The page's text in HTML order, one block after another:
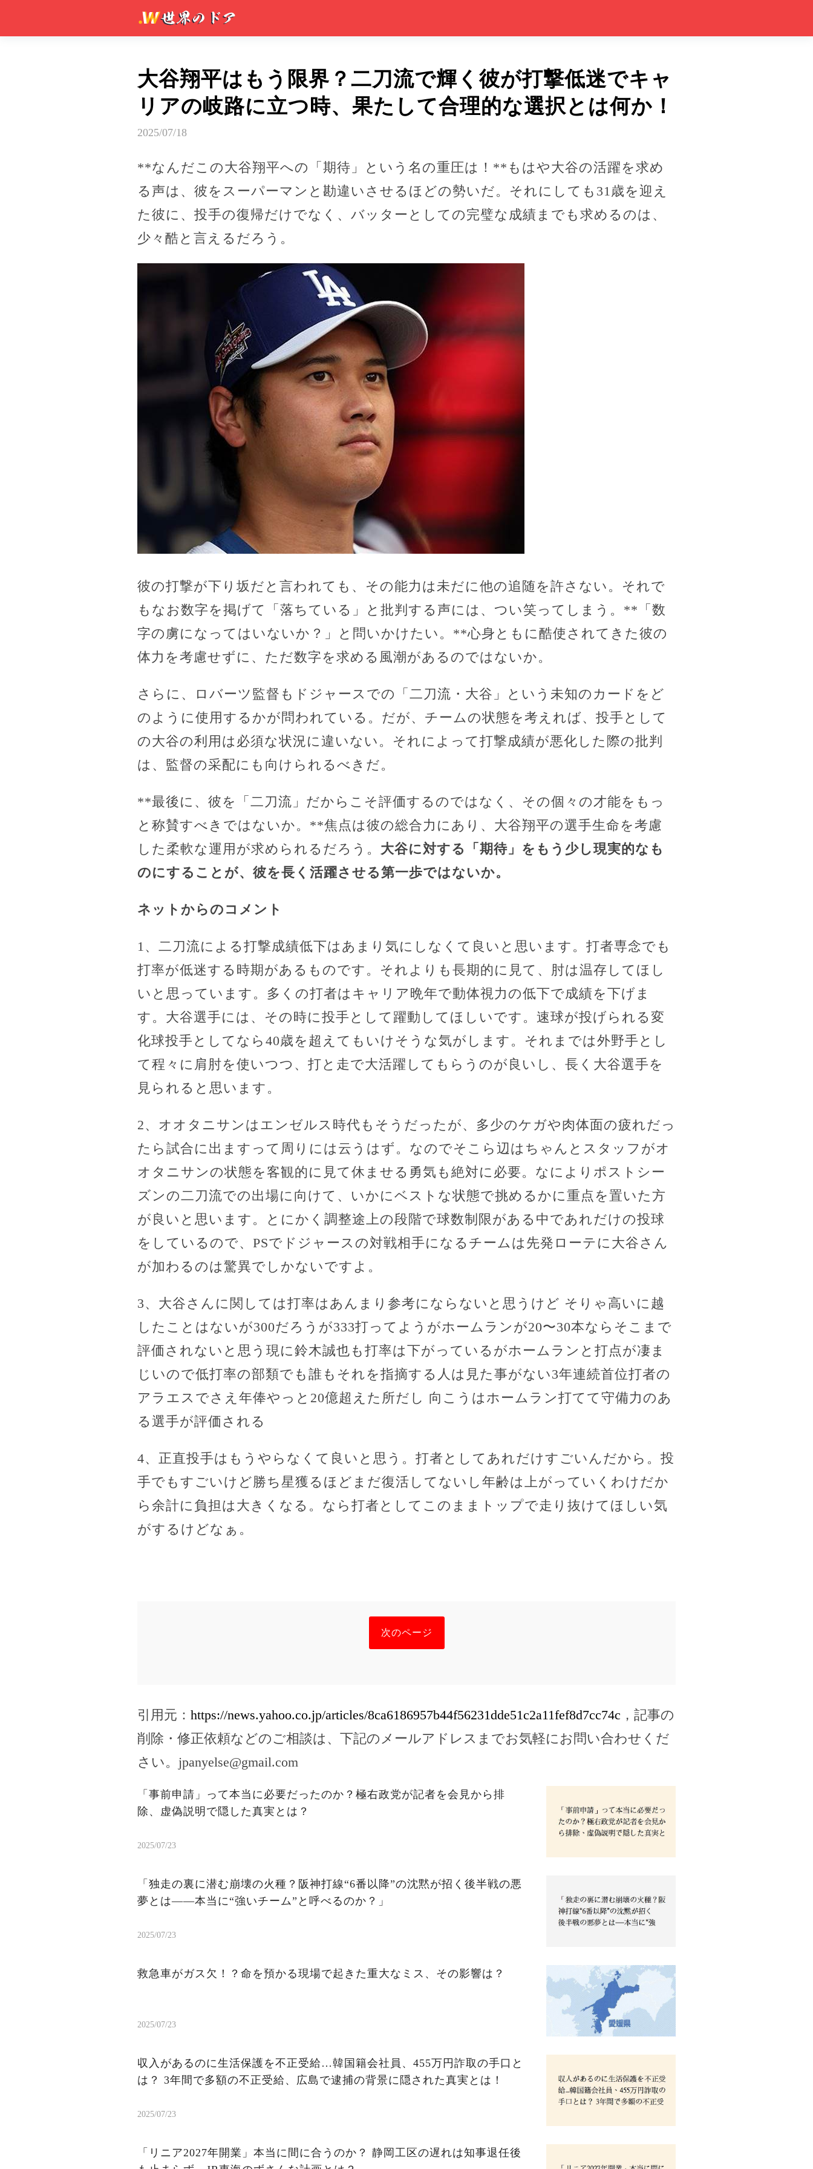
大谷翔平はもう限界？二刀流で輝く彼が打撃低迷でキャ
リアの岐路に立つ時、果たして合理的な選択とは何か！
2025/07/18
**なんだこの大谷翔平への「期待」という名の重圧は！**もはや大谷の活躍を求め
る声は、彼をスーパーマンと勘違いさせるほどの勢いだ。それにしても31歳を迎え
た彼に、投手の復帰だけでなく、バッターとしての完璧な成績までも求めるのは、
少々酷と言えるだろう。
彼の打撃が下り坂だと言われても、その能力は未だに他の追随を許さない。それで
もなお数字を掲げて「落ちている」と批判する声には、つい笑ってしまう。**「数
字の虜になってはいないか？」と問いかけたい。**心身ともに酷使されてきた彼の
体力を考慮せずに、ただ数字を求める風潮があるのではないか。
さらに、ロバーツ監督もドジャースでの「二刀流・大谷」という未知のカードをど
のように使用するかが問われている。だが、チームの状態を考えれば、投手として
の大谷の利用は必須な状況に違いない。それによって打撃成績が悪化した際の批判
は、監督の采配にも向けられるべきだ。
**最後に、彼を「二刀流」だからこそ評価するのではなく、その個々の才能をもっ
と称賛すべきではないか。**焦点は彼の総合力にあり、大谷翔平の選手生命を考慮
した柔軟な運用が求められるだろう。 大谷に対する「期待」をもう少し現実的なも
のにすることが、彼を長く活躍させる第一歩ではないか。
ネットからのコメント
1、二刀流による打撃成績低下はあまり気にしなくて良いと思います。打者専念でも
打率が低迷する時期があるものです。それよりも長期的に見て、肘は温存してほし
いと思っています。多くの打者はキャリア晩年で動体視力の低下で成績を下げま
す。大谷選手には、その時に投手として躍動してほしいです。速球が投げられる変
化球投手としてなら40歳を超えてもいけそうな気がします。それまでは外野手とし
て程々に肩肘を使いつつ、打と走で大活躍してもらうのが良いし、長く大谷選手を
見られると思います。
2、オオタニサンはエンゼルス時代もそうだったが、多少のケガや肉体面の疲れだっ
たら試合に出ますって周りには云うはず。なのでそこら辺はちゃんとスタッフがオ
オタニサンの状態を客観的に見て休ませる勇気も絶対に必要。なによりポストシー
ズンの二刀流での出場に向けて、いかにベストな状態で挑めるかに重点を置いた方
が良いと思います。とにかく調整途上の段階で球数制限がある中であれだけの投球
をしているので、PSでドジャースの対戦相手になるチームは先発ローテに大谷さん
が加わるのは驚異でしかないですよ。
3、大谷さんに関しては打率はあんまり参考にならないと思うけど そりゃ高いに越
したことはないが300だろうが333打ってようがホームランが20〜30本ならそこまで
評価されないと思う現に鈴木誠也も打率は下がっているがホームランと打点が凄ま
じいので低打率の部類でも誰もそれを指摘する人は見た事がない3年連続首位打者の
アラエスでさえ年俸やっと20億超えた所だし 向こうはホームラン打てて守備力のあ
る選手が評価される
4、正直投手はもうやらなくて良いと思う。打者としてあれだけすごいんだから。投
手でもすごいけど勝ち星獲るほどまだ復活してないし年齢は上がっていくわけだか
ら余計に負担は大きくなる。なら打者としてこのままトップで走り抜けてほしい気
がするけどなぁ。
次のページ
引用元： https://news.yahoo.co.jp/articles/8ca6186957b44f56231dde51c2a11fef8d7cc74c ，記事の
削除・修正依頼などのご相談は、下記のメールアドレスまでお気軽にお問い合わせくだ
さい。 jpanyelse@gmail.com
「事前申請」って本当に必要だったのか？極右政党が記者を会見から排
除、虚偽説明で隠した真実とは？
2025/07/23
「独走の裏に潜む崩壊の火種？阪神打線“6番以降”の沈黙が招く後半戦の悪
夢とは——本当に“強いチーム”と呼べるのか？」
2025/07/23
救急車がガス欠！？命を預かる現場で起きた重大なミス、その影響は？
2025/07/23
収入があるのに生活保護を不正受給…韓国籍会社員、455万円詐取の手口と
は？ 3年間で多額の不正受給、広島で逮捕の背景に隠された真実とは！
2025/07/23
「リニア2027年開業」本当に間に合うのか？ 静岡工区の遅れは知事退任後